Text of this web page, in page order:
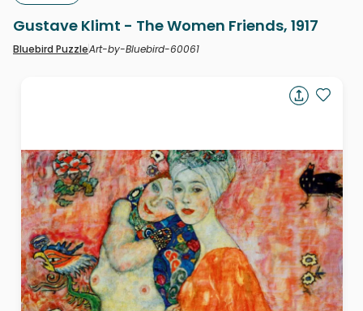
Gustave Klimt - The Women Friends, 1917
Bluebird PuzzleArt-by-Bluebird-60061